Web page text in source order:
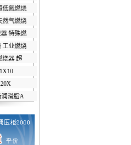
低氮燃烧
然气燃烧
特殊燃
工业燃烧
烧器 超
润滑脂A